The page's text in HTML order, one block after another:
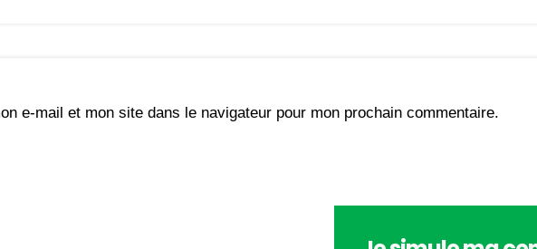
e-mail et mon site dans le navigateur pour mon prochain commentaire.